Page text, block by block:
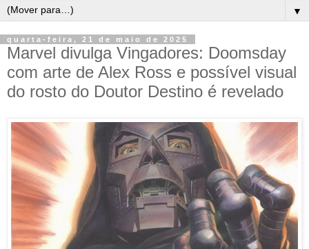
▼
quarta-feira, 21 de maio de 2025
Marvel divulga Vingadores: Doomsday
com arte de Alex Ross e possível visual
do rosto do Doutor Destino é revelado